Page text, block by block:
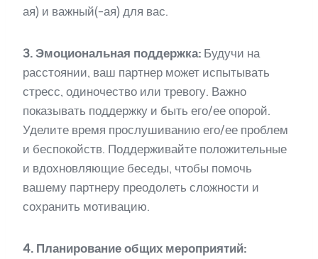
ая) и важный(-ая) для вас.
3. Эмоциональная поддержка: Будучи на
расстоянии, ваш партнер может испытывать
стресс, одиночество или тревогу. Важно
показывать поддержку и быть его/ее опорой.
Уделите время прослушиванию его/ее проблем
и беспокойств. Поддерживайте положительные
и вдохновляющие беседы, чтобы помочь
вашему партнеру преодолеть сложности и
сохранить мотивацию.
4. Планирование общих мероприятий: